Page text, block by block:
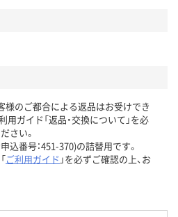
様のご都合による返品はお受けでき
用ガイド「返品・交換について」を必
さい。
込番号：451-370)の詰替用です。
ご利用ガイド 」を必ずご確認の上、お